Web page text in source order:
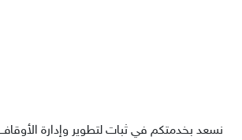
نسعد بخدمتكم في ثبات لتطوير وإدارة